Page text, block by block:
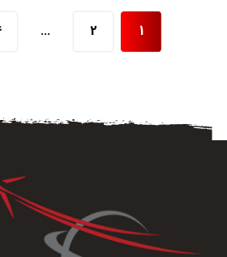
1
2
…